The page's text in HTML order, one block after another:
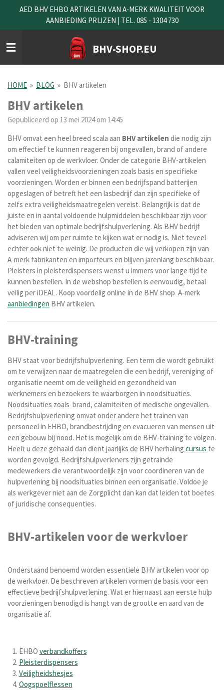
naar
de
hoofdinhoud
BHV-SHOP.EU
AED BHV EHBO ARTIKELEN VAN A-MERK KWALITEIT VOOR
AANBIEDING PRIJZEN | TEL. 085 - 1304 730
HOME » BLOG » BHV artikelen
BHV artikelen
Gepubliceerd op 13 mei 2024 om 14:45
BHV omvat een heel breed scala aan BHV artikelen die nodig zijn
om effectief te kunnen reageren bij ongevallen, brand of andere
calamiteiten op de werkvloer. Onder de categorie BHV-artikelen
vallen veel veiligheidsvoorzieningen zoals basis en specifieke
voorzieningen. Worden er binnen een bedrijfspand batterijen
opgeslagen of betreft het een lasbedrijf dan zijn specifieke of
zelfs extra veiligheidsmaatregelen vereist. Belangrijk is dat de
juiste en in aantal voldoende hulpmiddelen beschikbaar zijn voor
het bieden van optimale bedrijfshulpverlening. Als BHV bedrijf
adviseren wij om per ruimte te kijken wat er nodig is. Niet teveel
echter ook niet te weinig. De producten die wij verkopen zijn van
A-merk fabrikanten en importeurs en blijven jarenlang beschikbaar.
Pleisters in pleisterdispensers wenst u immers voor lange tijd te
kunnen bestellen. In de webshop bestellen is eenvoudig, betaal
veilig per iDEAL. Koop voordelig online in de BHV shop A-merk
aanbiedingen BHV artikelen.
BHV-training
BHV staat voor bedrijfshulpverlening. Een term die wordt gebruikt
om te verwijzen naar de maatregelen die een bedrijf, vereniging of
organisatie neemt om de veiligheid en gezondheid van
werknemers en bezoekers te waarborgen in noodsituaties.
Noodsituaties zoals brand, calamiteiten of medische ongevallen.
Bedrijfshulpverlening omvat onder andere het trainen van
personeel in EHBO, brandbestrijding en evacueren van mensen uit
een gebouw bij nood. Het is mogelijk om de BHV-training te volgen.
Heeft u deze gehaald dan dient jaarlijks de BHV herhaling cursus te
worden gevolgd. Bedrijfshulpverleners zijn getrainde
medewerkers die verantwoordelijk zijn voor coordineren van de
hulpverlening bij noodsituaties binnen een organisatie. Voldoe je
als werkgever niet aan de Zorgplicht dan kan dat leiden tot boetes
of juridische consequenties.
BHV-artikelen voor de werkvloer
Onderstaand benoemd worden essentiele BHV artikelen voor op
de werkvloer. De beschreven artikelen vormen de basis voor een
effectieve bedrijfshulpverlening. Wat er hiernaast aan eerste hulp
voorzieningen benodigd is hangt van de grootte en aard van de
organisatie af.
EHBO verbandkoffers
Pleisterdispensers
Veiligheidshesjes
Oogspoelflessen